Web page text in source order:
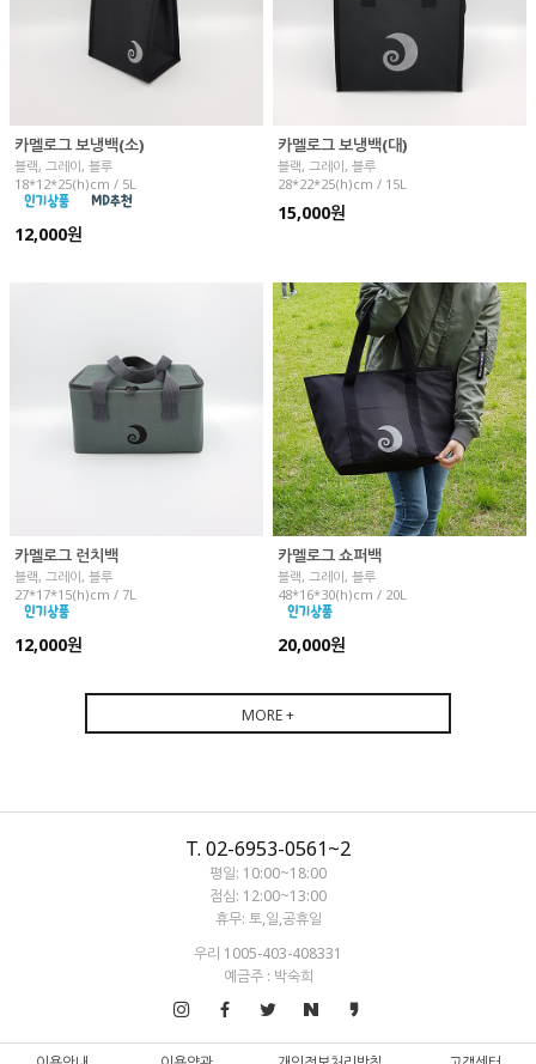
카멜로그 보냉백(소)
블랙, 그레이, 블루
18*12*25(h)cm / 5L
12,000원
카멜로그 보냉백(대)
블랙, 그레이, 블루
28*22*25(h)cm / 15L
15,000원
카멜로그 런치백
블랙, 그레이, 블루
27*17*15(h)cm / 7L
12,000원
카멜로그 쇼퍼백
블랙, 그레이, 블루
48*16*30(h)cm / 20L
20,000원
MORE +
T. 02-6953-0561~2
평일: 10:00~18:00
점심: 12:00~13:00
휴무: 토,일,공휴일
우리 1005-403-408331
예금주 : 박숙희